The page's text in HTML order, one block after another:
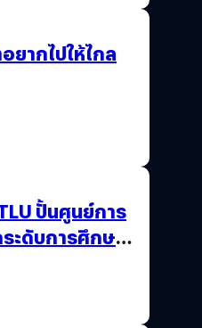
ยากไปให้ไกล
ปั้นศูนย์การ
ะดับการศึกษา